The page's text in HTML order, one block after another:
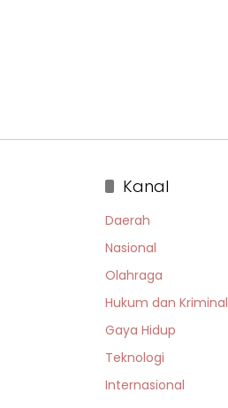
Kanal
Daerah
Nasional
Olahraga
Hukum dan Kriminal
Gaya Hidup
Teknologi
Internasional